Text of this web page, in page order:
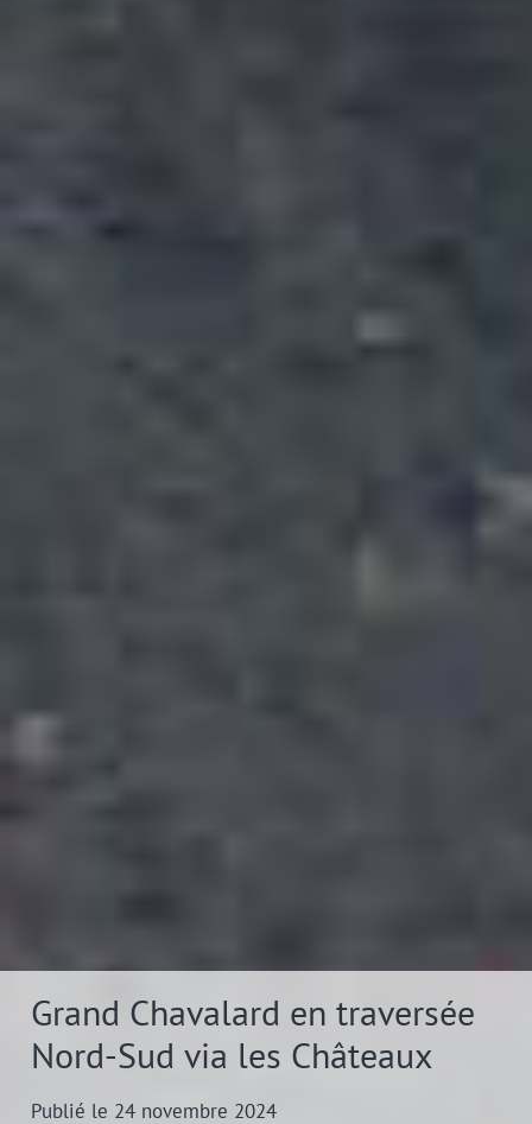
Grand Chavalard en traversée
Nord-Sud via les Châteaux
Publié le 24 novembre 2024